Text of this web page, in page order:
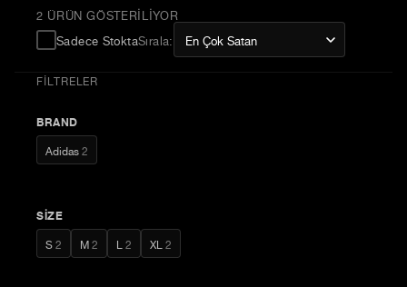
2 ÜRÜN GÖSTERILIYOR
Sadece StoktaSırala:
FILTRELER
BRAND
Adidas2
SIZE
S2 M2 L2 XL2